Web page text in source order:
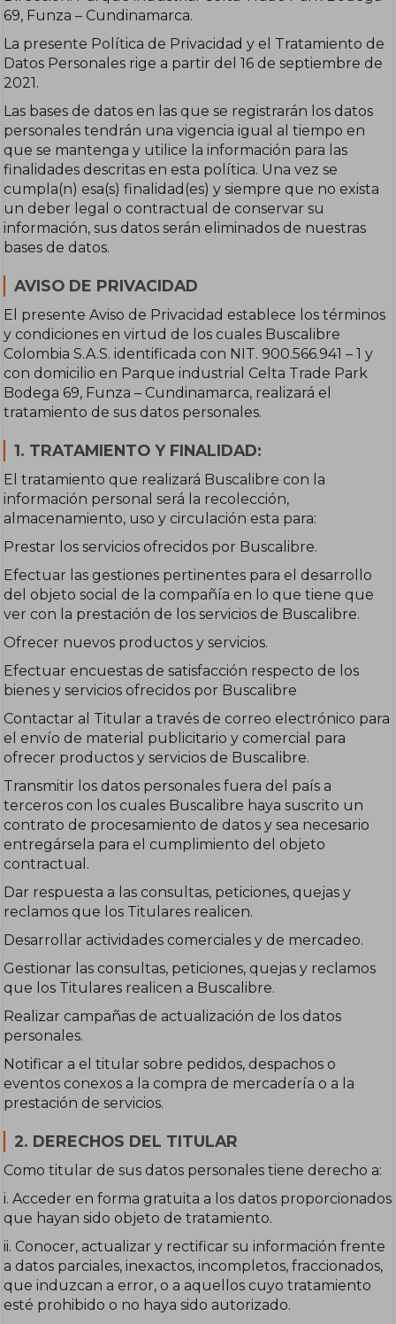
69, Funza – Cundinamarca.
La presente Política de Privacidad y el Tratamiento de
Datos Personales rige a partir del 16 de septiembre de
2021.
Las bases de datos en las que se registrarán los datos
personales tendrán una vigencia igual al tiempo en
que se mantenga y utilice la información para las
finalidades descritas en esta política. Una vez se
cumpla(n) esa(s) finalidad(es) y siempre que no exista
un deber legal o contractual de conservar su
información, sus datos serán eliminados de nuestras
bases de datos.
AVISO DE PRIVACIDAD
El presente Aviso de Privacidad establece los términos
y condiciones en virtud de los cuales Buscalibre
Colombia S.A.S. identificada con NIT. 900.566.941 – 1 y
con domicilio en Parque industrial Celta Trade Park
Bodega 69, Funza – Cundinamarca, realizará el
tratamiento de sus datos personales.
1. TRATAMIENTO Y FINALIDAD:
El tratamiento que realizará Buscalibre con la
información personal será la recolección,
almacenamiento, uso y circulación esta para:
Prestar los servicios ofrecidos por Buscalibre.
Efectuar las gestiones pertinentes para el desarrollo
del objeto social de la compañía en lo que tiene que
ver con la prestación de los servicios de Buscalibre.
Ofrecer nuevos productos y servicios.
Efectuar encuestas de satisfacción respecto de los
bienes y servicios ofrecidos por Buscalibre
Contactar al Titular a través de correo electrónico para
el envío de material publicitario y comercial para
ofrecer productos y servicios de Buscalibre.
Transmitir los datos personales fuera del país a
terceros con los cuales Buscalibre haya suscrito un
contrato de procesamiento de datos y sea necesario
entregársela para el cumplimiento del objeto
contractual.
Dar respuesta a las consultas, peticiones, quejas y
reclamos que los Titulares realicen.
Desarrollar actividades comerciales y de mercadeo.
Gestionar las consultas, peticiones, quejas y reclamos
que los Titulares realicen a Buscalibre.
Realizar campañas de actualización de los datos
personales.
Notificar a el titular sobre pedidos, despachos o
eventos conexos a la compra de mercadería o a la
prestación de servicios.
2. DERECHOS DEL TITULAR
Como titular de sus datos personales tiene derecho a:
i. Acceder en forma gratuita a los datos proporcionados
que hayan sido objeto de tratamiento.
ii. Conocer, actualizar y rectificar su información frente
a datos parciales, inexactos, incompletos, fraccionados,
que induzcan a error, o a aquellos cuyo tratamiento
esté prohibido o no haya sido autorizado.